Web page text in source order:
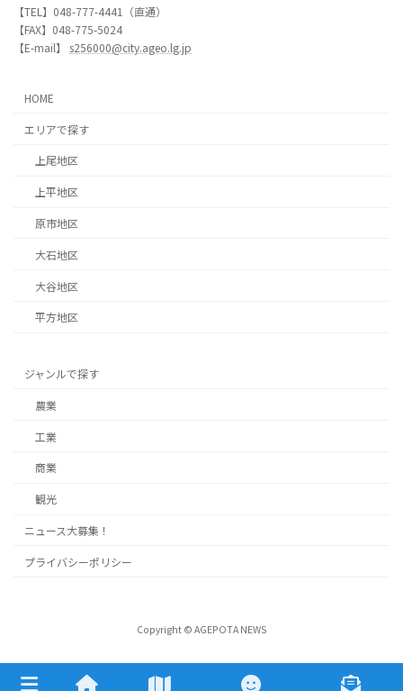
【TEL】048-777-4441（直通）
【FAX】048-775-5024
【E-mail】 s256000@city.ageo.lg.jp
HOME
エリアで探す
上尾地区
上平地区
原市地区
大石地区
大谷地区
平方地区
ジャンルで探す
農業
工業
商業
観光
ニュース大募集！
プライバシーポリシー
Copyright © AGEPOTA NEWS